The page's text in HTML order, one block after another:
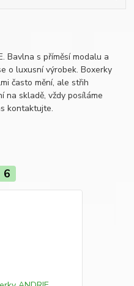
Bavlna s příměsí modalu a
o luxusní výrobek. Boxerky
často mění, ale střih
na skladě, vždy posíláme
kontaktujte.
6